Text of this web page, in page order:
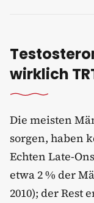
wirklich
Die meisten
sorgen, haben
Echten Late-
etwa 2 % der
2010); der Rest